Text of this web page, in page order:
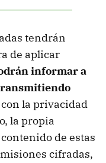
tendrán
de aplicar
informar a
la privacidad
la propia
de estas
cifradas,